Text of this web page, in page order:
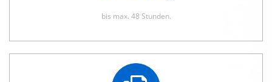
bis max. 48 Stunden.